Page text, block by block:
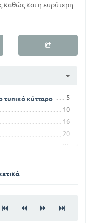
καθώς και η ευρύτερη
τυπικό κύτταρο
5
10
16
20
25
141